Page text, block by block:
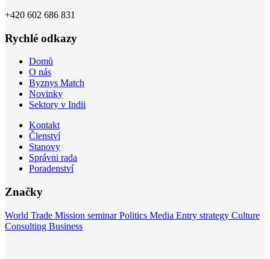
+420 602 686 831
Rychlé odkazy
Domů
O nás
Byznys Match
Novinky
Sektory v Indii
Kontakt
Členství
Stanovy
Správni rada
Poradenství
Značky
World Trade Mission seminarPolitics Media Entry strategy Culture
Consulting Business